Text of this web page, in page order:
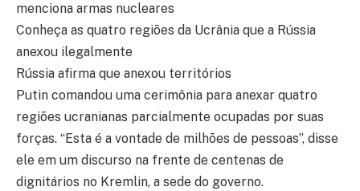
menciona armas nucleares
Conheça as quatro regiões da Ucrânia que a Rússia
anexou ilegalmente
Rússia afirma que anexou territórios
Putin comandou uma cerimônia para anexar quatro
regiões ucranianas parcialmente ocupadas por suas
forças. “Esta é a vontade de milhões de pessoas”, disse
ele em um discurso na frente de centenas de
dignitários no Kremlin, a sede do governo.